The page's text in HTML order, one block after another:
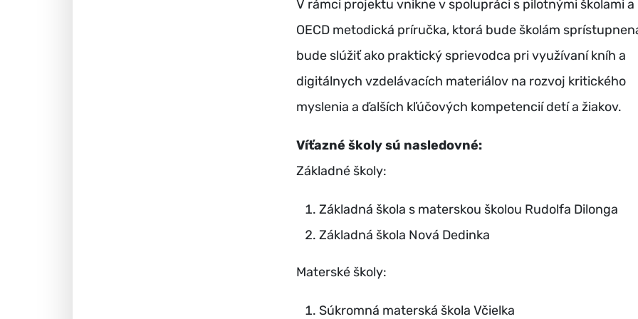
V rámci projektu vnikne v spolupráci s pilotnými školami a
OECD metodická príručka, ktorá bude školám
bude slúžiť ako praktický sprievodca pri využívaní kníh a
digitálnych vzdelávacích materiálov na rozvoj kritického
myslenia a ďalších kľúčových kompetencií detí a žiakov.
Víťazné školy sú nasledovné:
Základné školy:
Základná škola s materskou školou Rudolfa Dilonga
Základná škola Nová Dedinka
Materské školy:
Súkromná materská škola Včielka